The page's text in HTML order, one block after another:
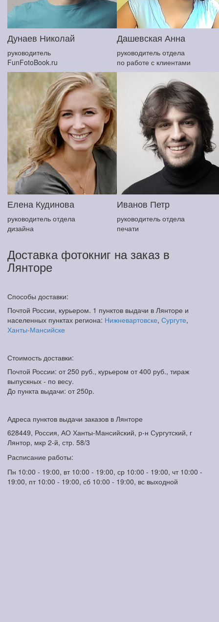
Дунаев Николай
руководитель
FunFotoBook.ru
Дашевская Анна
руководитель отдела
по работе с клиентами
Елена Кудинова
руководитель отдела
дизайна
Иванов Петр
руководитель отдела
печати
Доставка фотокниг на заказ в
Лянторе
Способы доставки:
Почтой России, курьером. 1 пунктов выдачи в Лянторе и
населенных пунктах региона: Нижневартовске, Сургуте,
Ханты-Мансийске
Стоимость доставки:
Почтой России: от 250 руб., курьером от 400 руб., тираж
выпускных - по весу.
До пункта выдачи: от 250р.
Адреса пунктов выдачи заказов в Лянторе
628449, Россия, АО Ханты-Мансийский, р-н Сургутский, г
Лянтор, мкр 2-й, стр. 58/3
Расписание работы:
Пн 10:00 - 19:00, вт 10:00 - 19:00, ср 10:00 - 19:00, чт 10:00 -
19:00, пт 10:00 - 19:00, сб 10:00 - 19:00, вс выходной